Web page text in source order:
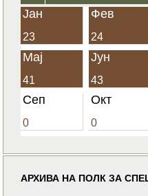
Јан
23
Фев
24
Мај
41
Јун
43
Сеп
0
Окт
0
АРХИВА НА ПОЛК ЗА